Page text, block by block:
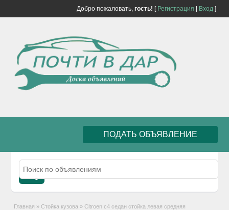
Добро пожаловать, гость! [ Регистрация Вход]
ПОДАТЬ ОБЪЯВЛЕНИЕ
Главная » Стойка кузова » Citroen c4 седан стойка левая средняя